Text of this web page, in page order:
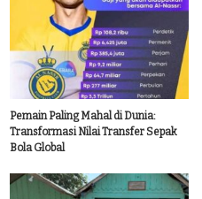
Pemain Paling Mahal di Dunia:
Transformasi Nilai Transfer Sepak
Bola Global